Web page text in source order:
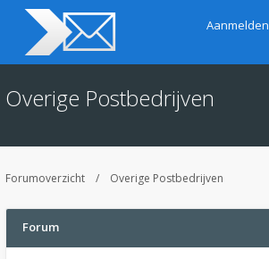
Aanmelden
Overige Postbedrijven
Forumoverzicht Overige Postbedrijven
Forum